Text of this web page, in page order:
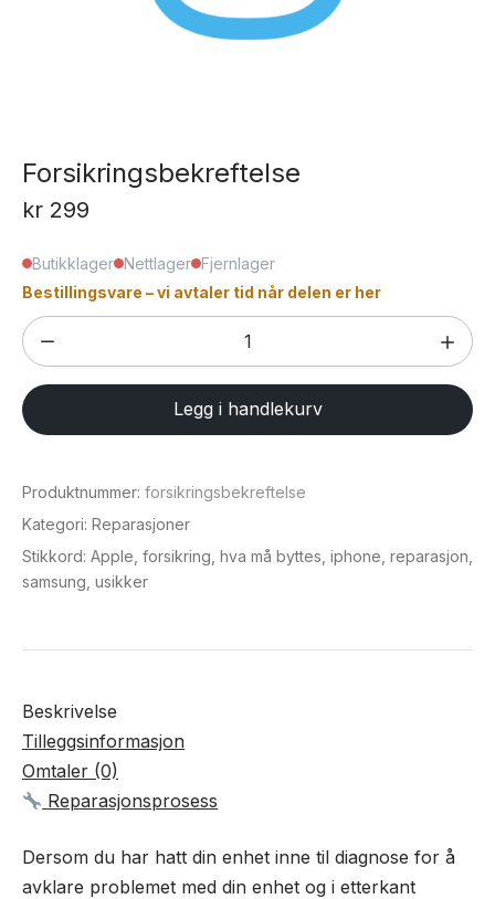
Forsikringsbekreftelse
kr 299
Butikklager Nettlager Fjernlager
Bestillingsvare – vi avtaler tid når delen er her
Forsikringsbekreftelse
antall
Legg i handlekurv
Produktnummer: forsikringsbekreftelse
Kategori: Reparasjoner
Stikkord: Apple forsikring hva må byttes iphone reparasjon
samsung usikker
Beskrivelse
Tilleggsinformasjon
Omtaler (0)
Reparasjonsprosess
Dersom du har hatt din enhet inne til diagnose for å
avklare problemet med din enhet og i etterkant